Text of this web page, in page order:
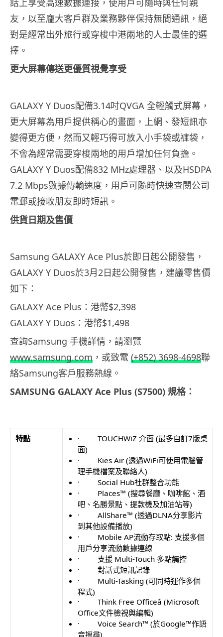
話上享受高速數據連接， 使用戶可隨時與任何親
友， 以至龐大客戶群及業務夥伴保持無間通訊， 絕
對是經常出外旅行或穿梭中港兩地的人士最佳的選
擇。
更大屏幕傳送更優質視覺享受
GALAXY Y Duos配備3.14吋QVGA 全輕觸式屏幕，
更大屏幕為用戶提供稱心的畫面，上網、 發短訊亦
變得更方便，然而又輕巧得可放入小手袋或褲袋，
不會為經常需要穿梭兩地的用戶增加任何負擔。
GALAXY Y Duos配備832 MHz處理器、以及HSDPA
7.2 Mbps數據傳輸速度， 用戶可隨時快速查閱公司
電郵或接收朋友即時短訊。
供貨日期及售價
Samsung GALAXY Ace Plus於即日起公開發售，
GALAXY Y Duos於3月2日起公開發售，建議零售價
如下：
GALAXY Ace Plus：港幣$2,398
GALAXY Y Duos：港幣$1,498
查詢Samsung 手機詳情，請瀏覽
www.samsung.com ，或致電 (+852) 3698-4698聯
絡Samsung客戶服務熱線。
SAMSUNG GALAXY Ace Plus (S7500) 規格：
特點
· TOUCHWiZ 介面 (最多自訂7版桌
面)
· Kies Air (透過WiFi可使用電腦管
理手機檔案及聯絡人)
· Social Hub社群整合功能
· Places™ (搜尋餐廳、咖啡館、酒
吧、名勝景點、提款機及加油站等)
· AllShare™ (透過DLNA分享影片
到其他設備播放)
· Mobile AP流動存取點: 支援多個
用戶分享流動數據連線
· 支援 Multi-Touch 多點觸控
· 對話式短訊記錄
· Multi-Tasking (可同時運作多個
程式)
· Think Free Officeâ (Microsoft
Office文件檢視與編輯)
· Voice Search™ (於Google™作語
音搜尋)